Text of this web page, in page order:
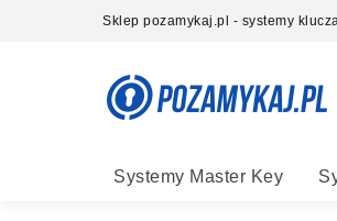
Sklep pozamykaj.pl - systemy
Systemy Master Key